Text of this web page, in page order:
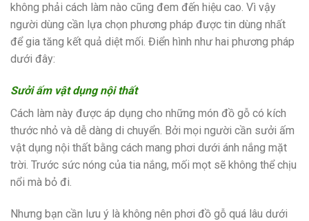
không phải cách làm nào cũng đem đến hiệu cao. Vì vậy
người dùng cần lựa chọn phương pháp được tin dùng nhất
để gia tăng kết quả diệt mối. Điển hình như hai phương pháp
dưới đây:
Sưởi ấm vật dụng nội thất
Cách làm này được áp dụng cho những món đồ gỗ có kích
thước nhỏ và dễ dàng di chuyển. Bởi mọi người cần sưởi ấm
vật dụng nội thất bằng cách mang phơi dưới ánh nắng mặt
trời. Trước sức nóng của tia nắng, mối mọt sẽ không thể chịu
nổi mà bỏ đi.
Nhưng bạn cần lưu ý là không nên phơi đồ gỗ quá lâu dưới